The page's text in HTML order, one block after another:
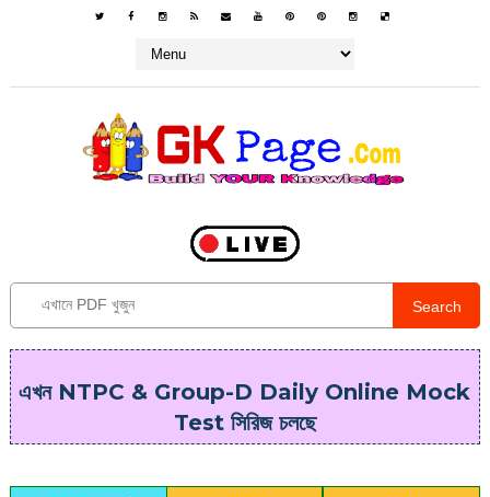
Search
এখন NTPC & Group-D Daily Online Mock
Test সিরিজ চলছে